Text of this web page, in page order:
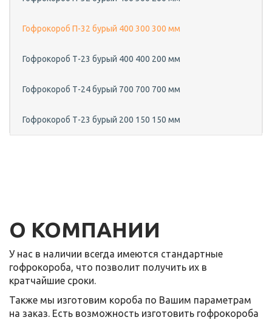
Гофрокороб П-32 бурый 400 300 300 мм
Гофрокороб Т-23 бурый 400 400 200 мм
Гофрокороб Т-24 бурый 700 700 700 мм
Гофрокороб Т-23 бурый 200 150 150 мм
О КОМПАНИИ
У нас в наличии всегда имеются стандартные
гофрокороба, что позволит получить их в
кратчайшие сроки.
Также мы изготовим короба по Вашим параметрам
на заказ. Есть возможность изготовить гофрокороба